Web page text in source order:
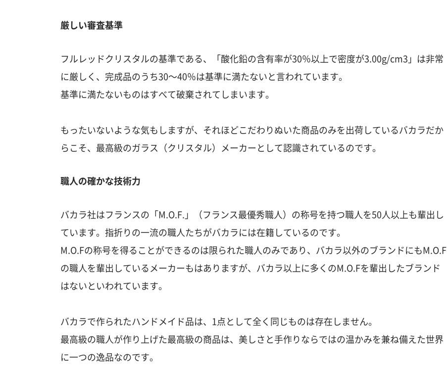
厳しい審査基準
フルレッドクリスタルの基準である、「酸化鉛の含有率が30％以上で密度が3.00g/cm3」は非常
に厳しく、完成品のうち30～40％は基準に満たないと言われています。
基準に満たないものはすべて破棄されてしまいます。
もったいないような気もしますが、それほどこだわりぬいた商品のみを出荷しているバカラだか
らこそ、最高級のガラス（クリスタル）メーカーとして認識されているのです。
職人の確かな技術力
バカラ社はフランスの「M.O.F.」（フランス最優秀職人）の称号を持つ職人を50人以上も輩出し
ています。指折りの一流の職人たちがバカラには在籍しているのです。
M.O.Fの称号を得ることができるのは限られた職人のみであり、バカラ以外のブランドにもM.O.F
の職人を輩出しているメーカーもはありますが、バカラ以上に多くのM.O.Fを輩出したブランド
はないといわれています。
バカラで作られたハンドメイド品は、1点として全く同じものは存在しません。
最高級の職人が作り上げた最高級の商品は、美しさと手作りならではの温かみを兼ね備えた世界
に一つの逸品なのです。